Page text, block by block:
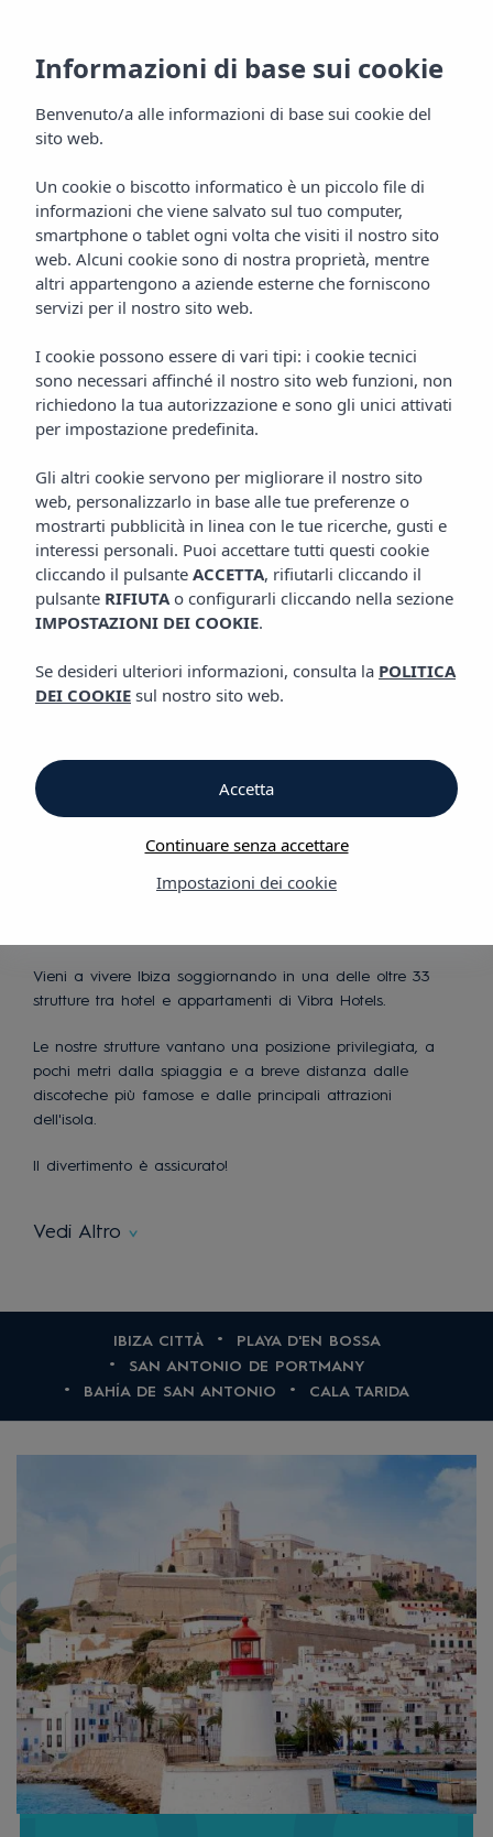
Vibra Hotels
Ibiza
Home IBIZA
Scopri i nostri hotel
e appartamentia Ibiza
Goditi in pieno
Ibiza
Vieni a vivere Ibiza soggiornando in una delle oltre 33
strutture tra hotel e appartamenti di Vibra Hotels.
Le nostre strutture vantano una posizione privilegiata, a
pochi metri dalla spiaggia e a breve distanza dalle
discoteche più famose e dalle principali attrazioni
dell'isola.
Il divertimento è assicurato!
Vedi Altro
IBIZA CITTÀ
PLAYA D'EN BOSSA
SAN ANTONIO DE PORTMANY
BAHÍA DE SAN ANTONIO
CALA TARIDA
Informazioni di base sui cookie
Benvenuto/a alle informazioni di base sui cookie del
sito web.
Un cookie o biscotto informatico è un piccolo file di
informazioni che viene salvato sul tuo computer,
smartphone o tablet ogni volta che visiti il nostro sito
web. Alcuni cookie sono di nostra proprietà, mentre
altri appartengono a aziende esterne che forniscono
servizi per il nostro sito web.
I cookie possono essere di vari tipi: i cookie tecnici
sono necessari affinché il nostro sito web funzioni, non
richiedono la tua autorizzazione e sono gli unici attivati
per impostazione predefinita.
Gli altri cookie servono per migliorare il nostro sito
web, personalizzarlo in base alle tue preferenze o
mostrarti pubblicità in linea con le tue ricerche, gusti e
interessi personali. Puoi accettare tutti questi cookie
cliccando il pulsante ACCETTA, rifiutarli cliccando il
pulsante RIFIUTAo configurarli cliccando nella sezione
IMPOSTAZIONI DEI COOKIE.
Se desideri ulteriori informazioni, consulta la POLITICA
DEI COOKIE sul nostro sito web.
Impostazioni dei cookie
Continuare senza accettare
Accetta